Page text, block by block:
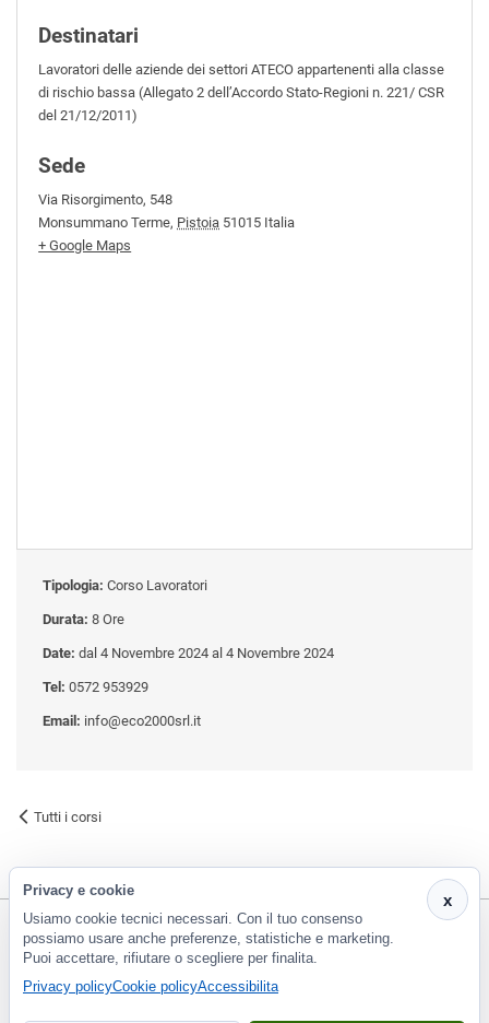
Destinatari
Lavoratori delle aziende dei settori ATECO appartenenti alla classe
di rischio bassa (Allegato 2 dell’Accordo Stato-Regioni n. 221/ CSR
del 21/12/2011)
Sede
Via Risorgimento, 548
Monsummano Terme, Pistoia 51015 Italia
+ Google Maps
Tipologia: Corso Lavoratori
Durata: 8 Ore
Date: dal 4 Novembre 2024 al 4 Novembre 2024
Tel: 0572 953929
Email: info@eco2000srl.it
Tutti i corsi
CF e P.Iva 01266420478 - REA: PT-188663 | Via Risorgimento, 548 - Monsummano Terme (PT) | 0572
953929
x
Privacy e cookie
Usiamo cookie tecnici necessari. Con il tuo consenso
possiamo usare anche preferenze, statistiche e marketing.
Puoi accettare, rifiutare o scegliere per finalita.
Privacy policyCookie policyAccessibilita